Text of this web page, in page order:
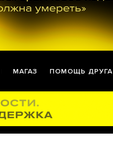
МАГАЗ ПОМОЩЬ ДРУГА